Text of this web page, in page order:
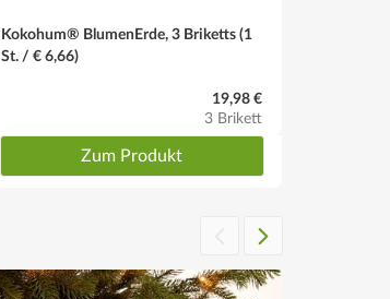
Kokohum® BlumenErde, 3 Briketts (1
St. / € 6,66)
19,98 €
3 Brikett
Zum Produkt